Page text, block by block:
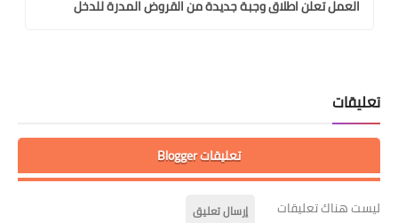
العمل تعلن اطلاق وجبة جديدة من القروض المدرة للدخل
تعليقات
تعليقات Blogger
ليست هناك تعليقات إرسال تعليق